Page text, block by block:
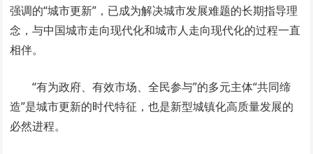
强调的“城市更新”，已成为解决城市发展难题的长期指导理
念，与中国城市走向现代化和城市人走向现代化的过程一直
相伴。
“有为政府、有效市场、全民参与”的多元主体“共同缔
造”是城市更新的时代特征，也是新型城镇化高质量发展的
必然进程。